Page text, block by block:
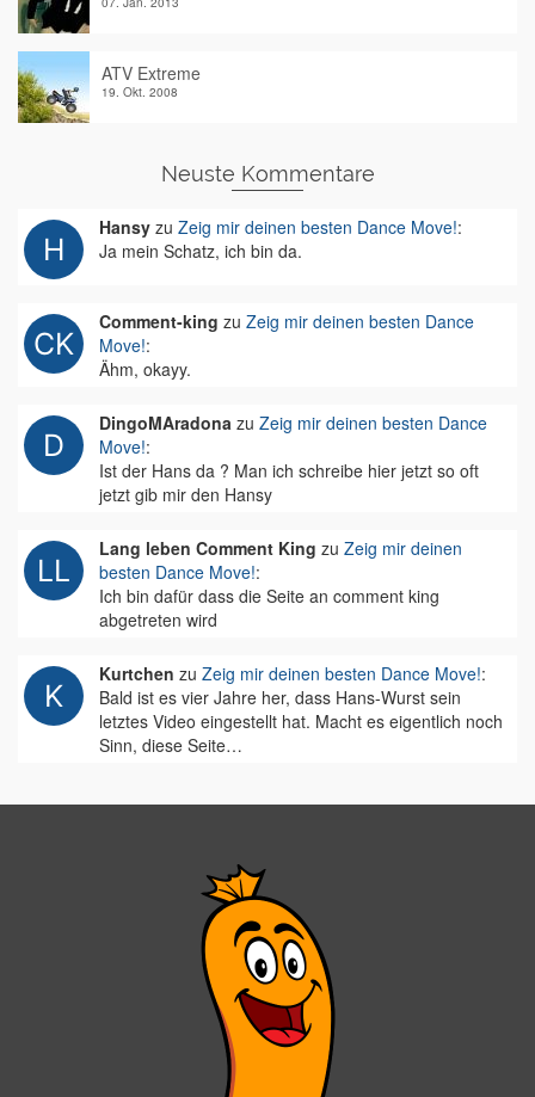
ATV Extreme
19. Okt. 2008
Neuste Kommentare
Hansy zu Zeig mir deinen besten Dance Move!:
Ja mein Schatz, ich bin da.
Comment-king zu Zeig mir deinen besten Dance
Move!:
Ähm, okayy.
DingoMAradona zu Zeig mir deinen besten Dance
Move!:
Ist der Hans da ? Man ich schreibe hier jetzt so oft
jetzt gib mir den Hansy
Lang leben Comment King zu Zeig mir deinen
besten Dance Move!:
Ich bin dafür dass die Seite an comment king
abgetreten wird
Kurtchen zu Zeig mir deinen besten Dance Move!:
Bald ist es vier Jahre her, dass Hans-Wurst sein
letztes Video eingestellt hat. Macht es eigentlich noch
Sinn, diese Seite…